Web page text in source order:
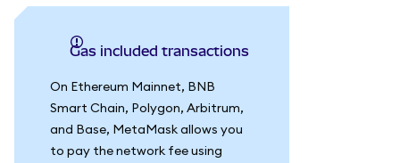
Gas included transactions
On Ethereum Mainnet, BNB
Smart Chain, Polygon, Arbitrum,
and Base, MetaMask allows you
to pay the network fee using